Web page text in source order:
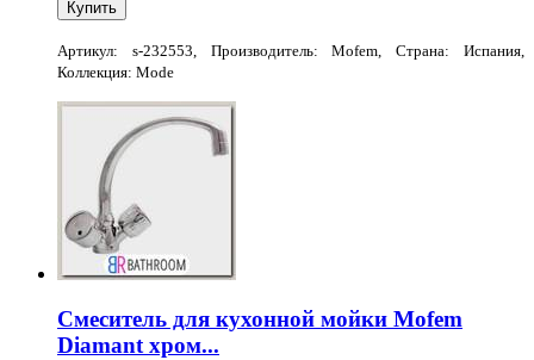
Артикул: s-232553, Производитель: Mofem, Страна: Испания,
Коллекция: Mode
Смеситель для кухонной мойки Mofem
Diamant хром...